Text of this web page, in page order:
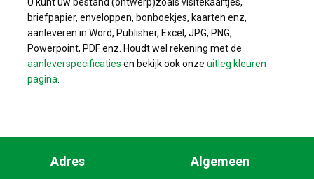
briefpapier, enveloppen, bonboekjes, kaarten enz,
aanleveren in Word, Publisher, Excel, JPG, PNG,
Powerpoint, PDF enz. Houdt wel rekening met de
aanleverspecificaties en bekijk ook onze uitleg kleuren
pagina
Adres Algemeen